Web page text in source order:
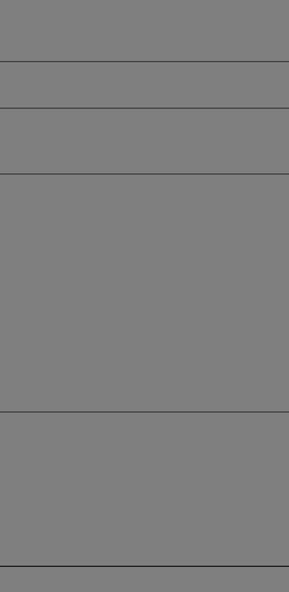
Strike 3989 Deep Green